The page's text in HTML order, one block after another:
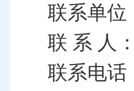
联系单位
联 系 人
联系电话